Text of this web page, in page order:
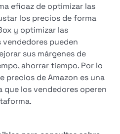
eficaz de optimizar las
los precios de forma
y optimizar las
pueden
sus márgenes de
ahorrar tiempo. Por lo
precios de Amazon es una
que los vendedores operen